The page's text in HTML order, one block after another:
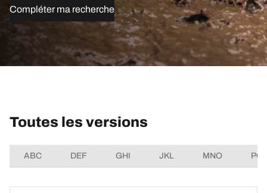
Compléter ma recherche
Toutes les versions
ABC DEF GHI JKL MNO